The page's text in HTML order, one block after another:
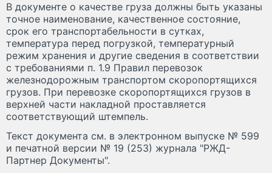
В документе о качестве груза должны быть указаны
точное наименование, качественное состояние,
срок его транспортабельности в сутках,
температура перед погрузкой, температурный
режим хранения и другие сведения в соответствии
с требованиями п. 1.9 Правил перевозок
железнодорожным транспортом скоропортящихся
грузов. При перевозке скоропортящихся грузов в
верхней части накладной проставляется
соответствующий штемпель.
Текст документа см. в электронном выпуске № 599
и печатной версии № 19 (253) журнала "РЖД-
Партнер Документы".